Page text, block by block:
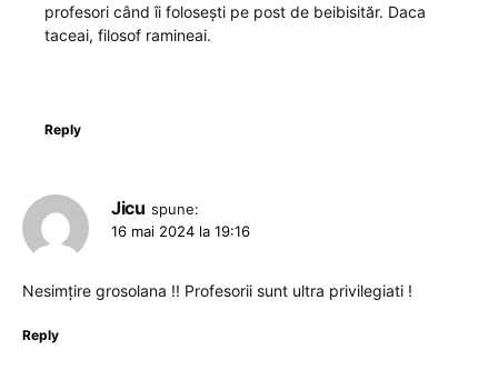
profesori când îi folosești pe post de beibisităr. Daca
taceai, filosof ramineai.
Reply
Jicu spune:
16 mai 2024 la 19:16
Nesimțire grosolana !! Profesorii sunt ultra privilegiati !
Reply